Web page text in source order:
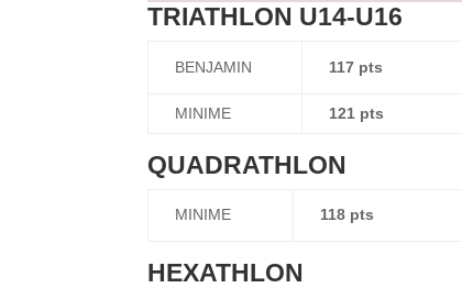
TRIATHLON U14-U16
BENJAMIN 117 pts
MINIME 121 pts
QUADRATHLON
MINIME 118 pts
HEXATHLON